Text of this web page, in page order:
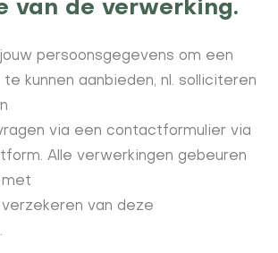
van de verwerking.
persoonsgegevens om een
kunnen aanbieden, nl. solliciteren
via een contactformulier via
Alle verwerkingen gebeuren
met
van deze